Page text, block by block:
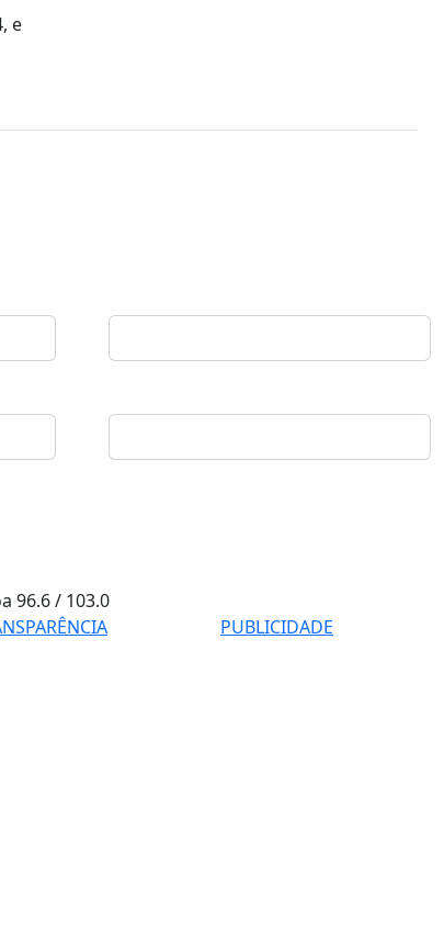
e
96.6 / 103.0
PUBLICIDADE